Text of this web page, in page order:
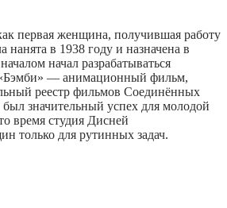
первая женщина, получившая работу
нанята в 1938 году и назначена в
начал разрабатываться
— анимационный фильм,
реестр фильмов Соединённых
значительный успех для молодой
время студия Дисней
только для рутинных задач.